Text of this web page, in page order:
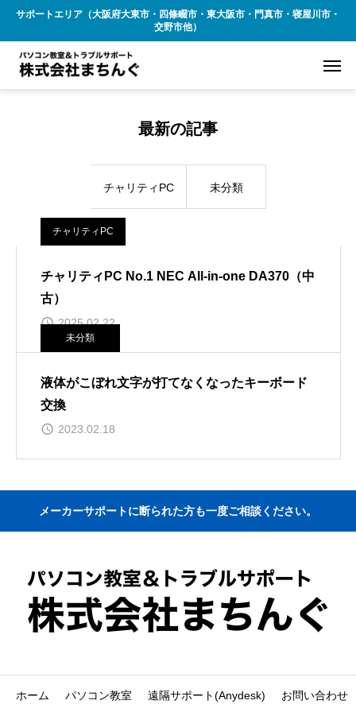
サポートエリア（大阪府大東市・四條畷市・東大阪市・門真市・寝屋川市・
交野市他）
最新の記事
チャリティPC 未分類
チャリティPC
チャリティPC No.1 NEC All-in-one DA370（中
古）
2025.02.22
未分類
液体がこぼれ文字が打てなくなったキーボード
交換
2023.02.18
メーカーサポートに断られた方も一度ご相談ください。
ホーム パソコン教室 遠隔サポート(Anydesk) お問い合わせ